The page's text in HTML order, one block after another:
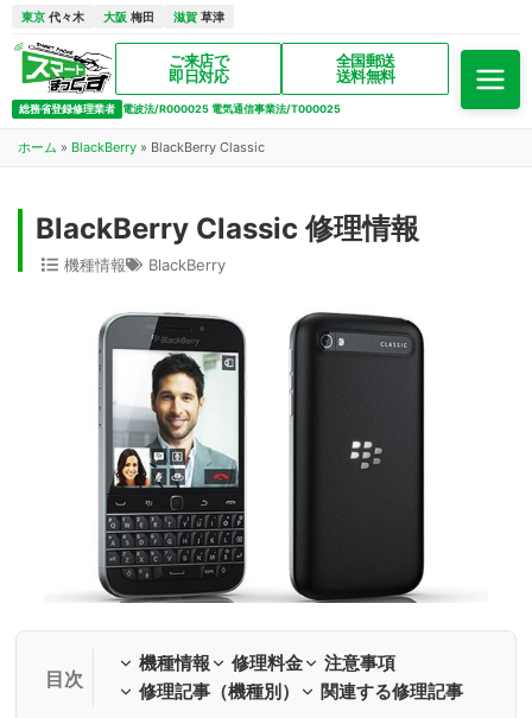
東京 代々木 大阪 梅田 滋賀 草津
ご来店で
即日対応
全国郵送
送料無料
総務省登録修理業者 電波法/R000025 電気通信事業法/T000025
ホーム » BlackBerry » BlackBerry Classic
BlackBerry Classic 修理情報
機種情報 BlackBerry
機種情報 修理料金
注意事項
修理記事（機種別）
関連する修理記事